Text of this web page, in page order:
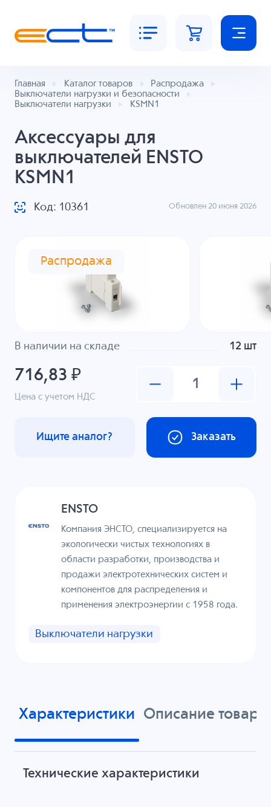
Главная Каталог товаров
Распродажа
Выключатели нагрузки и безопасности
Выключатели нагрузки
KSMN1
Аксессуары для
выключателей ENSTO
KSMN1
Код: 10361 Обновлен 20 июня 2026
Распродажа
В наличии на складе 12 шт
716,83 ₽
Цена с учетом НДС
Заказать
Ищите аналог?
ENSTO
Компания ЭНСТО, специализируется на
экологически чистых технологиях в
области разработки, производства и
продажи электротехнических систем и
компонентов для распределения и
применения электроэнергии с 1958 года.
Выключатели нагрузки
Характеристики Описание товара
Технические характеристики